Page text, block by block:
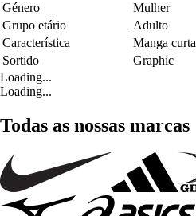
Género
Mulher
Grupo etário
Adulto
Característica
Manga curta
Sortido
Graphic
Loading...
Loading...
Todas as nossas marcas